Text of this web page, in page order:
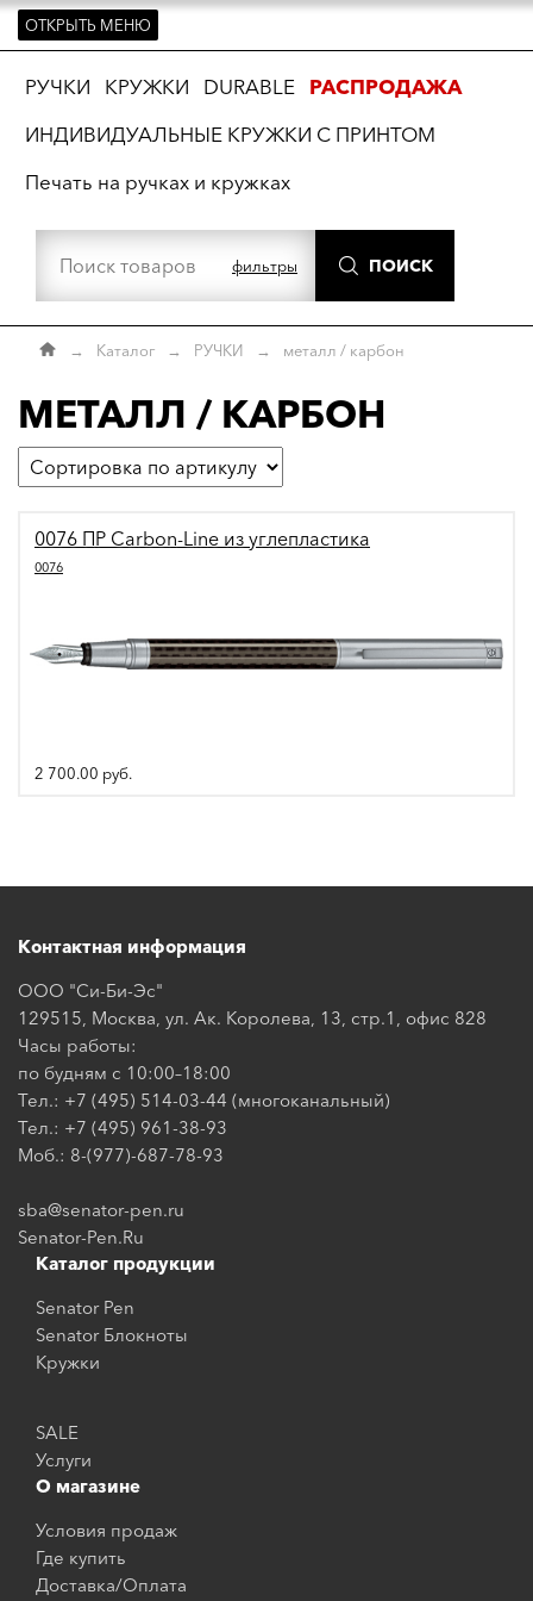
ОТКРЫТЬ МЕНЮ
РУЧКИ КРУЖКИ DURABLE
РАСПРОДАЖА
ИНДИВИДУАЛЬНЫЕ КРУЖКИ С ПРИНТОМ
Печать на ручках и кружках
фильтры ПОИСК
→ Каталог → РУЧКИ → металл / карбон
МЕТАЛЛ / КАРБОН
0076 ПР Carbon-Line из углепластика
0076
2 700.00 руб.
Контактная информация
ООО "Си-Би-Эс"
129515, Москва, ул. Ак. Королева, 13, стр.1, офис 828
Часы работы:
по будням с 10:00–18:00
Тел.: +7 (495) 514-03-44 (многоканальный)
Тел.: +7 (495) 961-38-93
Моб.: 8-(977)-687-78-93
sba@senator-pen.ru
Senator-Pen.Ru
Каталог продукции
Senator Pen
Senator Блокноты
Кружки
SALE
Услуги
О магазине
Условия продаж
Где купить
Доставка/Оплата